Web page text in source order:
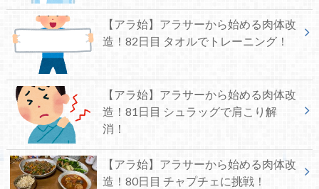
【アラ始】アラサーから始める肉体改
造！82日目 タオルでトレーニング！
【アラ始】アラサーから始める肉体改
造！81日目 シュラッグで肩こり解
消！
【アラ始】アラサーから始める肉体改
造！80日目 チャプチェに挑戦！